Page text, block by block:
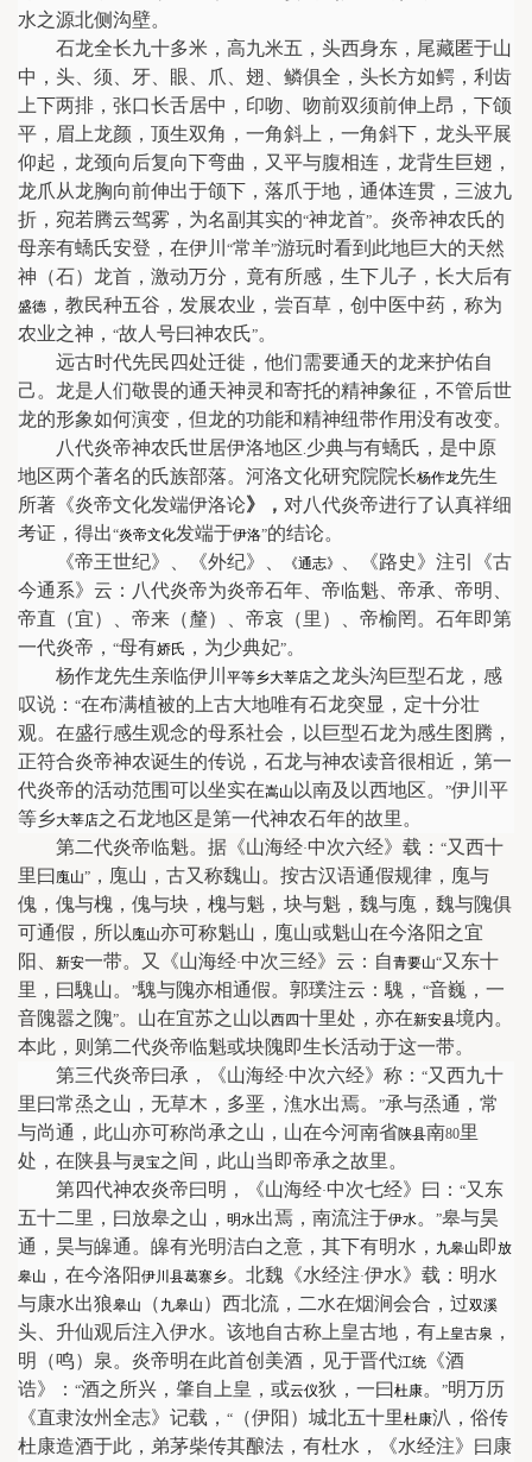
水之源北侧沟壁。
石龙全长九十多米，高九米五，头西身东，尾藏匿于山
中，头、须、牙、眼、爪、翅、鳞俱全，头长方如鳄，利齿
上下两排，张口长舌居中，印吻、吻前双须前伸上昂，下颌
平，眉上龙颜，顶生双角，一角斜上，一角斜下，龙头平展
仰起，龙颈向后复向下弯曲，又平与腹相连，龙背生巨翅，
龙爪从龙胸向前伸出于颌下，落爪于地，通体连贯，三波九
折，宛若腾云驾雾，为名副其实的“神龙首”。炎帝神农氏的
母亲有蟜氏安登，在伊川
“常羊”游玩时看到此地巨大的天然
神（石）龙首，激动万分，竟有所感，生下儿子，长大后有
盛德 ，教民种五谷，发展农业，尝百草，创中医中药，称为
农业之神， “故人号曰神农氏”。
远古时代先民四处迁徙，他们需要通天的龙来护佑自
己。龙是人们敬畏的通天神灵和寄托的精神象征，不管后世
龙的形象如何演变，但龙的功能和精神纽带作用没有改变。
八代炎帝神农氏世居伊洛地区 少典与有蟜氏，是中原
地区两个著名的氏族部落。河洛文化研究院院长杨作龙先生
所著《炎帝文化发端伊洛论》， 对八代炎帝进行了认真祥细
考证，得出“炎帝文化发端于伊洛”的结论。
《帝王世纪》、《外纪》、
《通志》
、《路史》注引《古
今通系》云：八代炎帝为炎帝石年、帝临魁、帝承、帝明、
帝直（宜）、帝来（釐）、帝哀（里）、帝榆罔。石年即第
一代炎帝， “母有娇氏 ，为少典妃”。
杨作龙先生亲临伊川
平等乡大莘店之龙头沟巨型石龙，感
叹说： “在布满植被的上古大地唯有石龙突显，定十分壮
观。在盛行感生观念的母系社会，以巨型石龙为感生图腾，
正符合炎帝神农诞生的传说，石龙与神农读音很相近，第一
代炎帝的活动范围可以坐实在嵩山 以南及以西地区。 ”伊川平
等乡大莘店之石龙地区是第一代神农石年的故里。
第二代炎帝临魁。据《山海经·中次六经》载： “又西十
里曰 廆山” ，廆山，古又称魏山。按古汉语通假规律，廆与
傀，傀与槐，傀与块，槐与魁，块与魁，魏与廆，魏与隗俱
可通假，所以 廆山亦可称魁山，廆山或魁山在今洛阳之宜
阳、
新安一带。又《山海经·中次三经》云：自青要山“又东十
里，曰騩山。
”騩与隗亦相通假。郭璞注云：騩， “音巍，一
音隗嚣之隗”。山在宜苏之山以西四十里处，亦在新安县境内。
本此，则第二代炎帝临魁或块隗即生长活动于这一带。
第三代炎帝曰承，《山海经·中次六经》称： “又西九十
里曰常烝之山，无草木，多垩，潐水出焉。
”承与烝通，常
与尚通，此山亦可称尚承之山，山在今河南省陕县南80里
处，在陕县与灵宝之间，此山当即帝承之故里。
第四代神农炎帝曰明，《山海经·中次七经》曰： “又东
五十二里，曰放皋之山， 明水出焉，南流注于伊水 。 ”皋与昊
通，昊与皞通。皞有光明洁白之意，其下有明水， 九皋山 即放
皋山 ，在今洛阳 伊川县葛寨乡。北魏《水经注·伊水》载：明水
与康水出狼皋山 （ 九皋山 ）西北流，二水在烟涧会合，过双溪
头、升仙观后注入伊水。该地自古称上皇古地，有 上皇古泉 ，
明（鸣）泉。炎帝明在此首创美酒，见于晋代江统
《酒
诰》： “酒之所兴，肇自上皇，或云仪狄，一曰杜康。 ”明万历
《直隶汝州全志》记载， “ （伊阳）城北五十里杜康汃，俗传
杜康造酒于此，弟茅柴传其酿法，有杜水，《水经注》曰康